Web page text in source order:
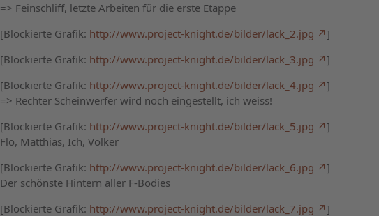
=> Feinschliff, letzte Arbeiten für die erste Etappe
[Blockierte Grafik: http://www.project-knight.de/bilder/lack_2.jpg
]
[Blockierte Grafik: http://www.project-knight.de/bilder/lack_3.jpg
]
[Blockierte Grafik: http://www.project-knight.de/bilder/lack_4.jpg
]
=> Rechter Scheinwerfer wird noch eingestellt, ich weiss!
[Blockierte Grafik: http://www.project-knight.de/bilder/lack_5.jpg
]
Flo, Matthias, Ich, Volker
[Blockierte Grafik: http://www.project-knight.de/bilder/lack_6.jpg
]
Der schönste Hintern aller F-Bodies
[Blockierte Grafik: http://www.project-knight.de/bilder/lack_7.jpg
]